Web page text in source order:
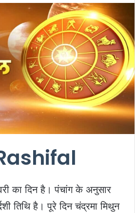
का दिन है। पंचांग के अनुसार
तिथि है। पूरे दिन चंद्रमा मिथुन